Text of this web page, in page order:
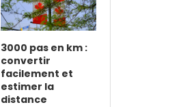
3000 pas en km :
convertir
facilement et
estimer la
distance